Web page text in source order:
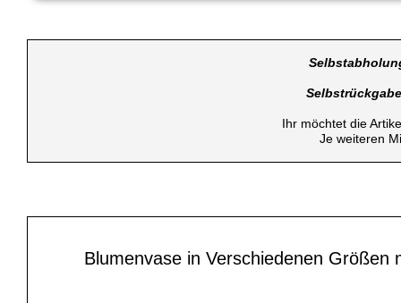
Ihr möchtet die
Je weiteren
Blumenvase in Verschiedenen Größen